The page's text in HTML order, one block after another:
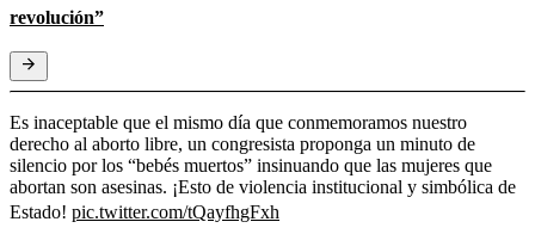
revolución”
Es inaceptable que el mismo día que conmemoramos nuestro
derecho al aborto libre, un congresista proponga un minuto de
silencio por los “bebés muertos” insinuando que las mujeres que
abortan son asesinas. ¡Esto de violencia institucional y simbólica de
Estado! pic.twitter.com/tQayfhgFxh